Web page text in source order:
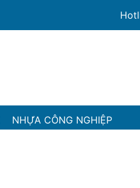
NHỰA CÔNG NGHIỆP